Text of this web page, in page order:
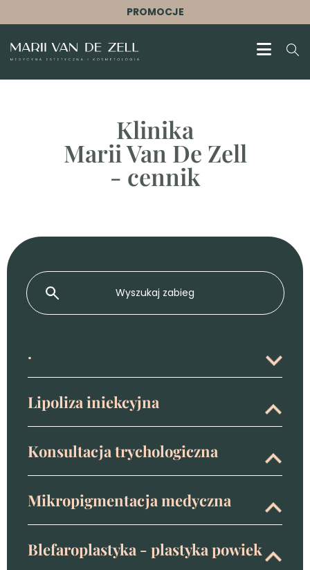
PROMOCJE
Klinika
Marii Van De Zell
- cennik
.
Lipoliza iniekcyjna
Konsultacja trychologiczna
Mikropigmentacja medyczna
Blefaroplastyka - plastyka powiek